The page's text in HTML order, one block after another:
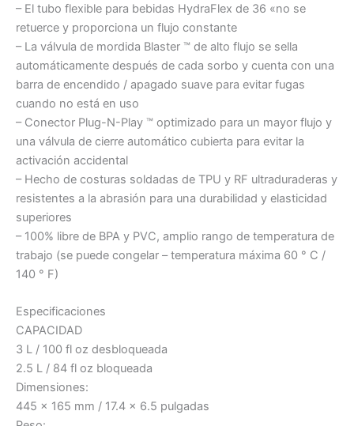
– El tubo flexible para bebidas HydraFlex de 36 «no se
retuerce y proporciona un flujo constante
– La válvula de mordida Blaster ™ de alto flujo se sella
automáticamente después de cada sorbo y cuenta con una
barra de encendido / apagado suave para evitar fugas
cuando no está en uso
– Conector Plug-N-Play ™ optimizado para un mayor flujo y
una válvula de cierre automático cubierta para evitar la
activación accidental
– Hecho de costuras soldadas de TPU y RF ultraduraderas y
resistentes a la abrasión para una durabilidad y elasticidad
superiores
– 100% libre de BPA y PVC, amplio rango de temperatura de
trabajo (se puede congelar – temperatura máxima 60 ° C /
140 ° F)
Especificaciones
CAPACIDAD
3 L / 100 fl oz desbloqueada
2.5 L / 84 fl oz bloqueada
Dimensiones:
445 x 165 mm / 17.4 x 6.5 pulgadas